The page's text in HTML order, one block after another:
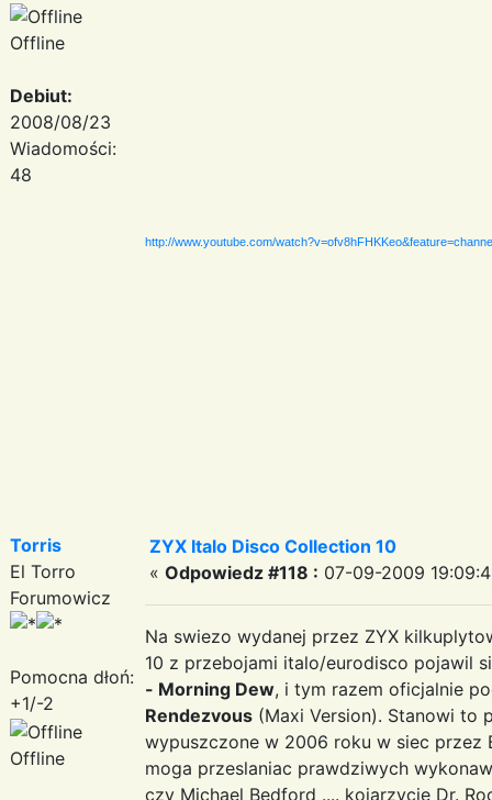
Offline
Debiut:
2008/08/23
Wiadomości:
48
http://www.youtube.com/
Torris
El Torro
Forumowicz
Pomocna dłoń:
+1/-2
Offline
ZYX Italo Disco Collection 10
« Odpowiedz #118 : 07-09-2009
Na swiezo wydanej przez ZYX
10 z przebojami italo/eurodisco pojawil
- Morning Dew, i tym razem oficjalnie
Rendezvous (Maxi Version). Stanowi to
wypuszczone w 2006 roku w siec przez
moga przeslaniac prawdziwych
czy Michael Bedford .... kojarzycie Dr.